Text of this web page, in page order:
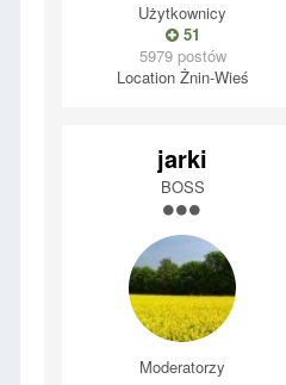
Użytkownicy
51
5979 postów
LocationŻnin-Wieś
jarki
BOSS
Moderatorzy